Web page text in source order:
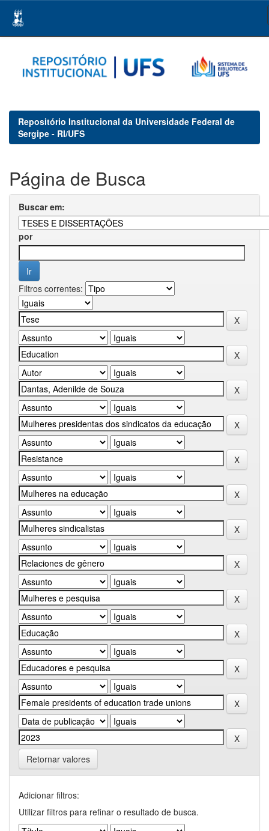
navigation
Repositório Institucional da Universidade Federal de
Sergipe - RI/UFS
Página de Busca
Buscar em:
por
Filtros correntes:
Retornar valores
Adicionar filtros:
Utilizar filtros para refinar o resultado de busca.